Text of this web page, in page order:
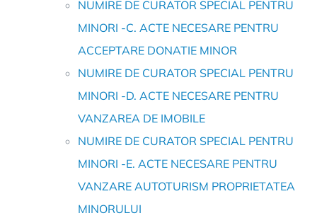
NUMIRE DE CURATOR SPECIAL PENTRU
MINORI -C. ACTE NECESARE PENTRU
ACCEPTARE DONATIE MINOR
NUMIRE DE CURATOR SPECIAL PENTRU
MINORI -D. ACTE NECESARE PENTRU
VANZAREA DE IMOBILE
NUMIRE DE CURATOR SPECIAL PENTRU
MINORI -E. ACTE NECESARE PENTRU
VANZARE AUTOTURISM PROPRIETATEA
MINORULUI